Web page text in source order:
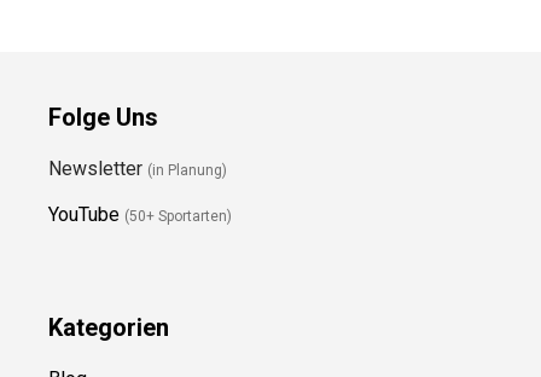
Folge Uns
Newsletter (in Planung)
YouTube (50+ Sportarten)
Kategorien